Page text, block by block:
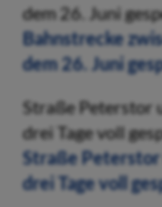
dem 26. Juni
Bahnstrecke
dem 26. Juni
Straße Peterstor
drei Tage voll
Straße
drei Tage voll